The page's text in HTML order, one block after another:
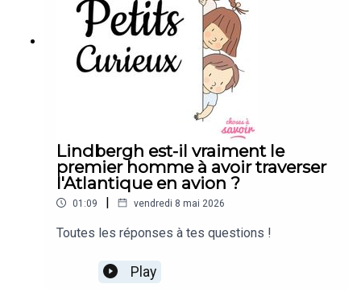
Lindbergh est-il vraiment le
premier homme à avoir traverser
l'Atlantique en avion ?
01:09 | vendredi 8 mai 2026
Toutes les réponses à tes questions !
Play